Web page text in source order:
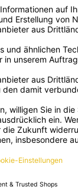
und Zahlung
Fragen
Retoure
Einstellungen
Klub